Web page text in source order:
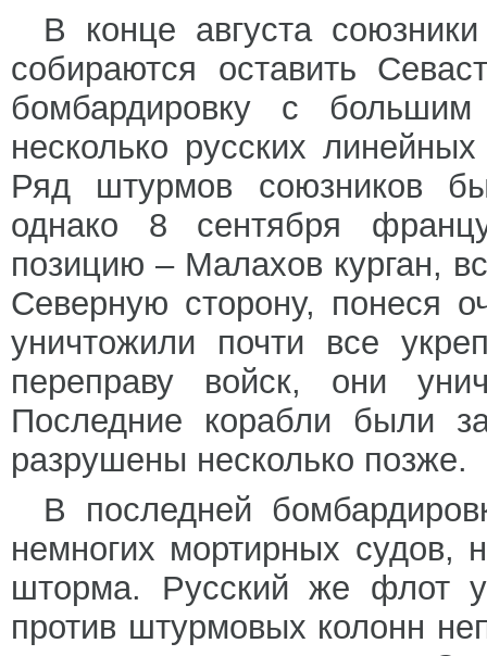
В конце августа
собираются оставить
бомбардировку с
несколько русских
Ряд штурмов союзников
однако 8 сентября
позицию – Малахов курган,
Северную сторону, понеся
уничтожили почти все
переправу войск, они
Последние корабли были
разрушены несколько позже.
В последней
немногих мортирных судов,
шторма. Русский же флот
против штурмовых колонн